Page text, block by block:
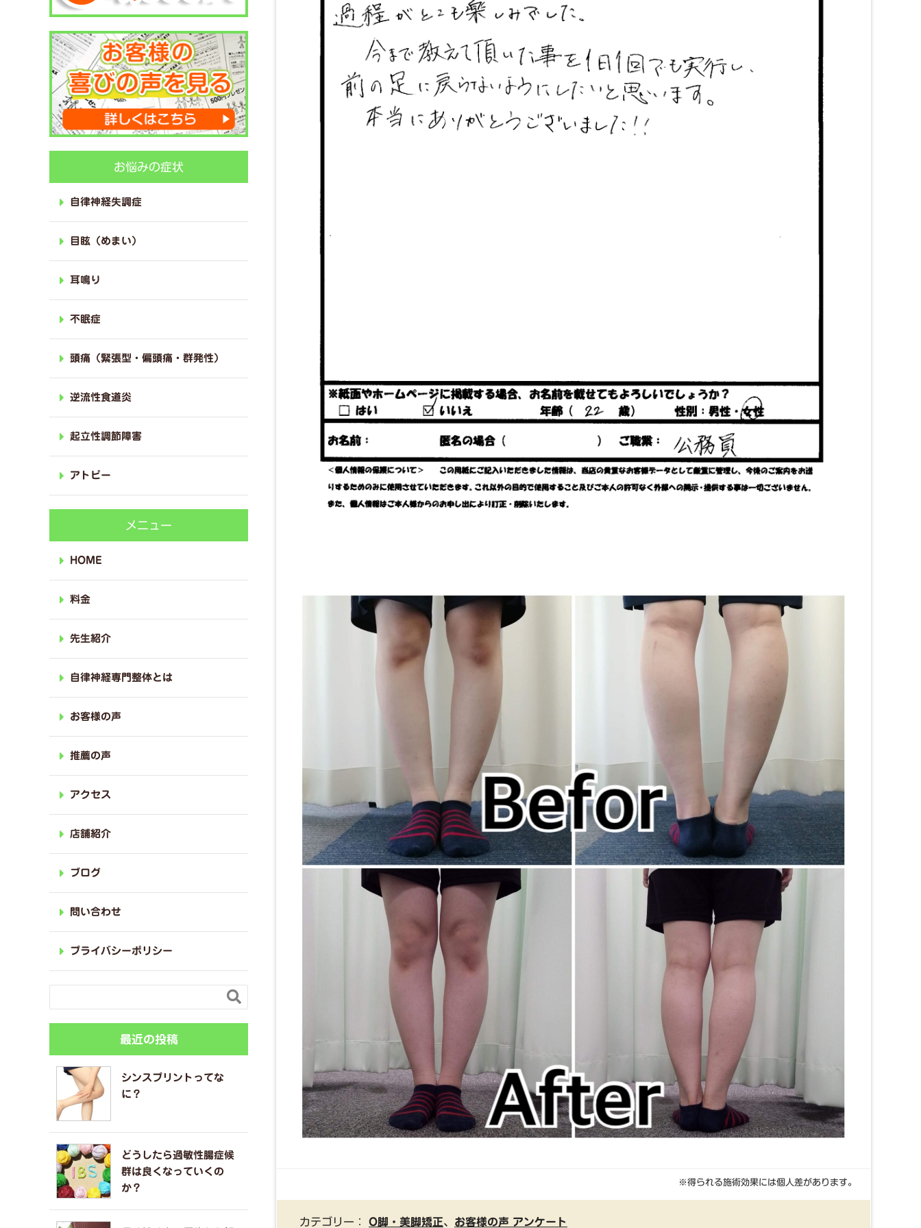
※得られる施術効果には個人差があります。
カテゴリー： O脚・美脚矯正、 お客様の声 アンケート
お悩みの症状
自律神経失調症
目眩（めまい）
耳鳴り
不眠症
頭痛（緊張型・偏頭痛・群発性）
逆流性食道炎
起立性調節障害
アトピー
メニュー
HOME
料金
先生紹介
自律神経専門整体とは
お客様の声
推薦の声
アクセス
店舗紹介
ブログ
問い合わせ
プライバシーポリシー

最近の投稿
シンスプリントってな
に？
どうしたら過敏性腸症候
群は良くなっていくの
か？